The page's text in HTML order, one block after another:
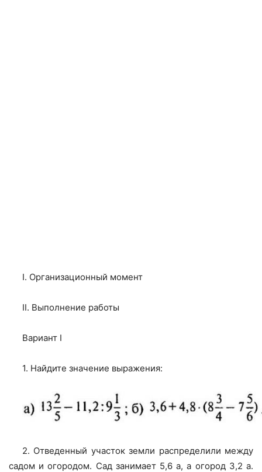
I. Организационный момент
II. Выполнение работы
Вариант I
1. Найдите значение выражения:
2. Отведенный участок земли распределили между
садом и огородом. Сад занимает 5,6 а, а огород 3,2 а.